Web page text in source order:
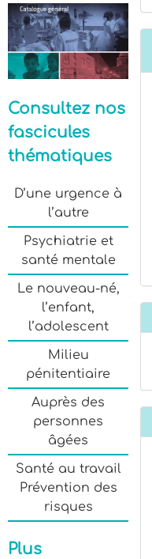
Consultez nos
fascicules
thématiques
D’une urgence à
l’autre
Psychiatrie et
santé mentale
Le nouveau-né,
l’enfant,
l’adolescent
Milieu
pénitentiaire
Auprès des
personnes
âgées
Santé au travail
Prévention des
risques
Plus